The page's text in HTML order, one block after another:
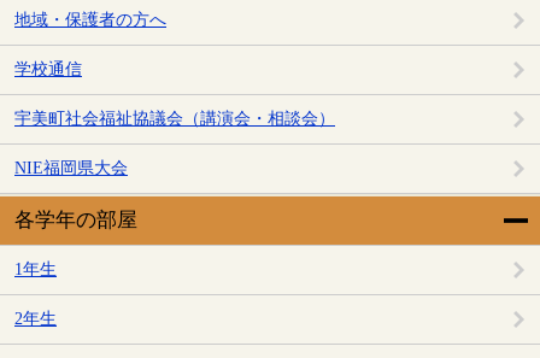
地域・保護者の方へ
学校通信
宇美町社会福祉協議会（講演会・相談会）
NIE福岡県大会
各学年の部屋
1年生
2年生